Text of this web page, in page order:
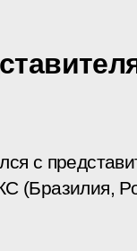
с
(Бразилия,